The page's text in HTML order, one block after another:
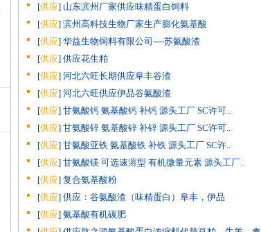
[供应] 山东滨州厂家供应味精蛋白饲料
[供应] 滨州高科技生物厂家生产膨化氨基酸
[供应] 华益生物饲料有限公司----苏氨酸渣
[供应] 供应花生粕
[供应] 河北六旺长期供应阜丰谷渣
[供应] 河北六旺供应伊品谷氨酸渣
[供应] 甘氨酸钙 氨基酸钙 补钙 源头工厂 SC许可..
[供应] 甘氨酸锌 氨基酸锌 补锌 源头工厂 SC许可..
[供应] 甘氨酸亚铁 氨基酸铁 补铁 源头工厂 SC许..
[供应] 甘氨酸镁 可选速溶型 有机微量元素 源头工厂..
[供应] 复合氨基酸粉
[供应] 供应：谷氨酸渣（味精蛋白）阜丰，伊品
[供应] 氨基酸有机碳肥